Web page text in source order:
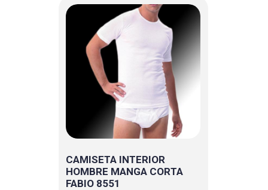
CAMISETA INTERIOR
HOMBRE MANGA CORTA
FABIO 8551